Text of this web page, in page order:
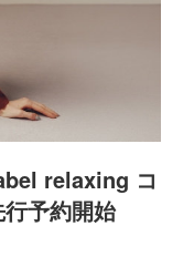
relaxing コ
予約開始